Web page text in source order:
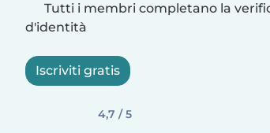
Tutti i membri completano la
d'identità
Iscriviti gratis
4,7 / 5